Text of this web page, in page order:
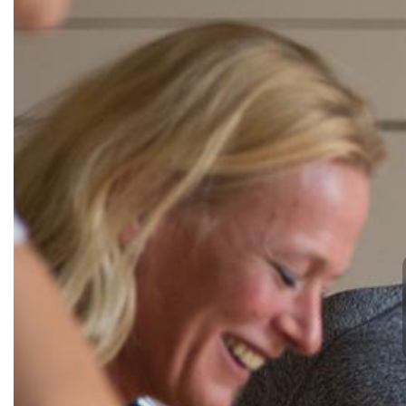
Turn- und Sportverein 08
e.V.
Brandsheide 30
40885 Ratingen
Deutschland